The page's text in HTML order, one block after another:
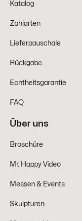
Katalog
Zahlarten
Lieferpauschale
Rückgabe
Echtheitsgarantie
FAQ
Über uns
Broschüre
Mr. Happy Video
Messen & Events
Skulpturen